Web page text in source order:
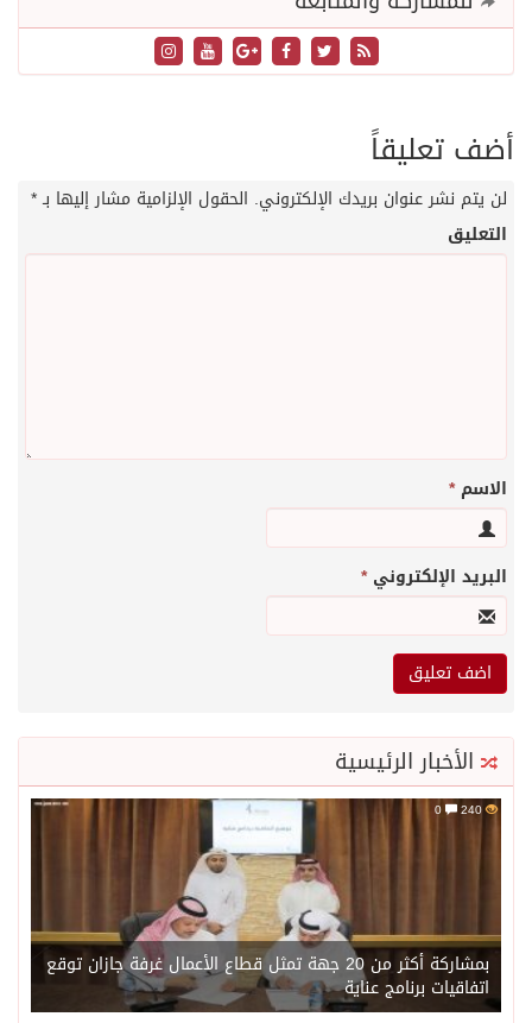
أضف تعليقاً
لن يتم نشر عنوان بريدك الإلكتروني. الحقول الإلزامية مشار إليها بـ*
التعليق
الاسم*
البريد الإلكتروني*
الأخبار الرئيسية
240
بمشاركة أكثر من 20 جهة تمثل قطاع الأعمال غرفة جازان توقع
اتفاقيات برنامج عناية